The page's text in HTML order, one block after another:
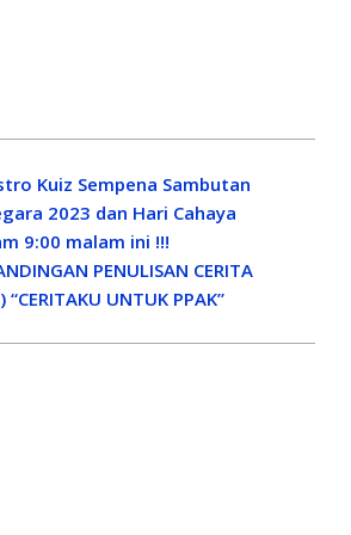
Kuiz Sempena Sambutan
2023 dan Hari Cahaya
9:00 malam ini !!!
PENULISAN CERITA
“CERITAKU UNTUK PPAK”